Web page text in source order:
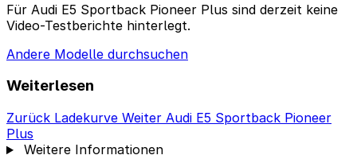
Für Audi E5 Sportback Pioneer Plus sind derzeit keine
Video-Testberichte hinterlegt.
Andere Modelle durchsuchen
Weiterlesen
Zurück Ladekurve Weiter Audi E5 Sportback Pioneer
Plus
Weitere Informationen